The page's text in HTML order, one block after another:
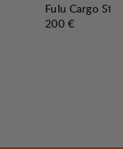
Fulu Cargo
Preis:
200 €